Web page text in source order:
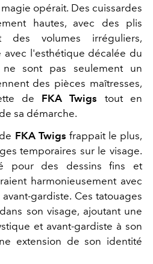
opérait. Des cuissardes
hautes, avec des plis
des volumes irréguliers,
avec l'esthétique décalée du
ne sont pas seulement un
des pièces maîtresses,
de FKA Twigs tout en
sa démarche.
FKA Twigs frappait le plus,
temporaires sur le visage.
pour des dessins fins et
harmonieusement avec
gardiste. Ces tatouages
son visage, ajoutant une
et avant-gardiste à son
extension de son identité